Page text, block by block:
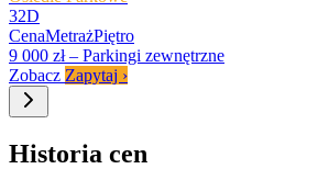
32D
CenaMetrażPiętro
9 000 zł – Parkingi zewnętrzne
Zobacz Zapytaj ›
Historia cen